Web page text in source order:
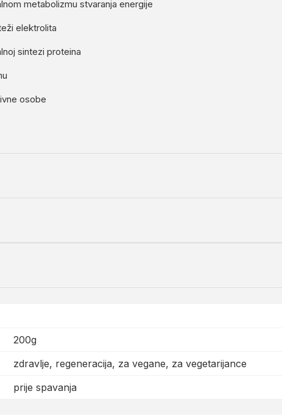
metabolizmu stvaranja energije
elektrolita
sintezi proteina
osobe
200g
zdravlje, regeneracija, za vegane, za vegetarijance
prije spavanja